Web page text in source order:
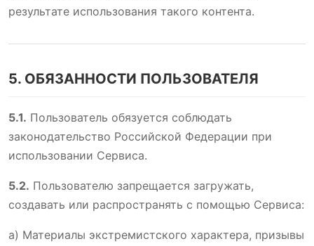
результате использования такого контента.
5. ОБЯЗАННОСТИ ПОЛЬЗОВАТЕЛЯ
5.1. Пользователь обязуется соблюдать
законодательство Российской Федерации при
использовании Сервиса.
5.2. Пользователю запрещается загружать,
создавать или распространять с помощью Сервиса:
а) Материалы экстремистского характера, призывы